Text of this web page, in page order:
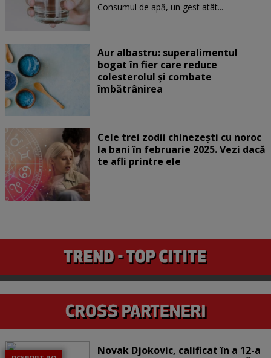
Consumul de apă, un gest atât...
Aur albastru: superalimentul
bogat în fier care reduce
colesterolul și combate
îmbătrânirea
Cele trei zodii chinezești cu noroc
la bani în februarie 2025. Vezi dacă
te afli printre ele
Novak Djokovic, calificat în a 12-a